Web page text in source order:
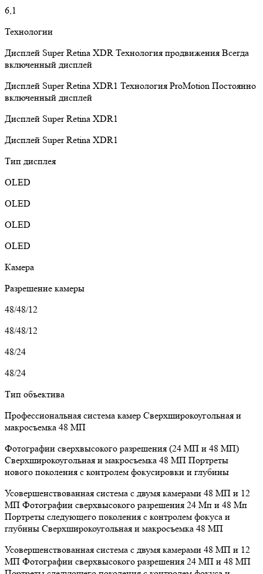
6,1
Технологии
Дисплей Super Retina XDR Технология продвижения Всегда
включенный дисплей
Дисплей Super Retina XDR1 Технология ProMotion Постоянно
включенный дисплей
Дисплей Super Retina XDR1
Дисплей Super Retina XDR1
Тип дисплея
OLED
OLED
OLED
OLED
Камера
Разрешение камеры
48/48/12
48/48/12
48/24
48/24
Тип объектива
Профессиональная система камер Сверхширокоугольная и
макросъемка 48 МП
Фотографии сверхвысокого разрешения (24 МП и 48 МП)
Сверхширокоугольная и макросъемка 48 МП Портреты
нового поколения с контролем фокусировки и глубины
Усовершенствованная система с двумя камерами 48 МП и 12
МП Фотографии сверхвысокого разрешения 24 Мп и 48 Мп
Портреты следующего поколения с контролем фокуса и
глубины Сверхширокоугольная и макросъемка 48 МП
Усовершенствованная система с двумя камерами 48 МП и 12
МП Фотографии сверхвысокого разрешения 24 МП и 48 МП